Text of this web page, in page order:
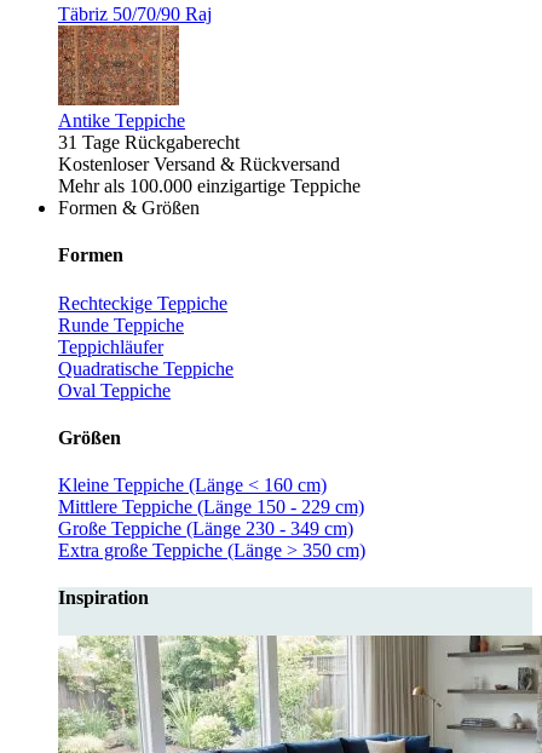
Täbriz 50/70/90 Raj
Antike Teppiche
31 Tage Rückgaberecht
Kostenloser Versand & Rückversand
Mehr als 100.000 einzigartige Teppiche
Formen & Größen
Formen
Rechteckige Teppiche
Runde Teppiche
Teppichläufer
Quadratische Teppiche
Oval Teppiche
Größen
Kleine Teppiche (Länge < 160 cm)
Mittlere Teppiche (Länge 150 - 229 cm)
Große Teppiche (Länge 230 - 349 cm)
Extra große Teppiche (Länge > 350 cm)
Inspiration